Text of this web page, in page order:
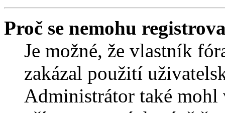
Proč se nemohu
Je možné, že vlastník
zakázal použití
Administrátor také mohl